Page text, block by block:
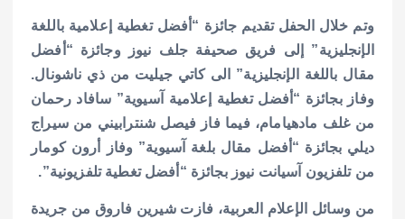
وتم خلال الحفل تقديم جائزة “أفضل تغطية إعلامية باللغة
الإنجليزية” إلى فريق صحيفة جلف نيوز وجائزة “أفضل
مقال باللغة الإنجليزية” الى كاتي جيليت من ذي ناشونال.
وفاز بجائزة “أفضل تغطية إعلامية آسيوية” سافاد رحمان
من غلف مادهيامام، فيما فاز فيصل شنترابيني من سيراج
ديلي بجائزة “أفضل مقال بلغة آسيوية” وفاز أرون كومار
من تلفزيون آسيانت نيوز بجائزة “أفضل تغطية تلفزيونية”.
من وسائل الإعلام العربية، فازت شيرين فاروق من جريدة